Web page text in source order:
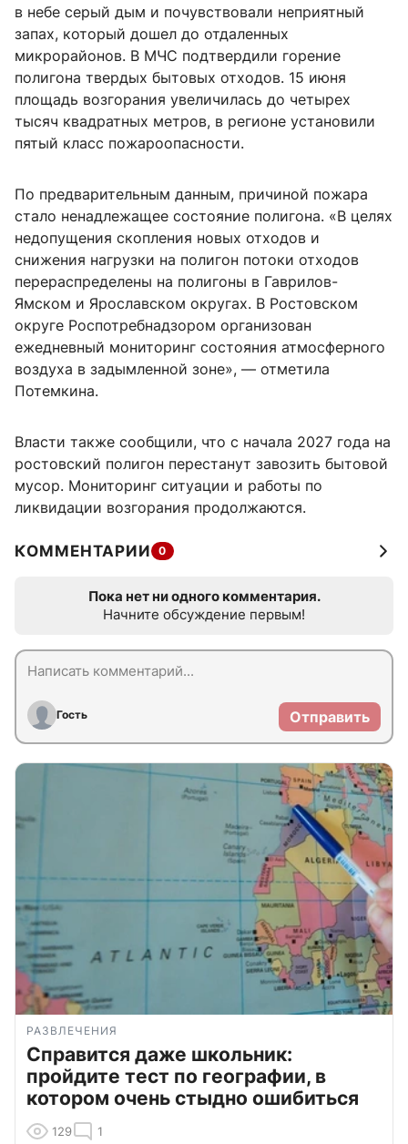
в небе серый дым и почувствовали неприятный
запах, который дошел до отдаленных
микрорайонов. В МЧС подтвердили горение
полигона твердых бытовых отходов. 15 июня
площадь возгорания увеличилась до четырех
тысяч квадратных метров, в регионе установили
пятый класс пожароопасности.
По предварительным данным, причиной пожара
стало ненадлежащее состояние полигона. «В целях
недопущения скопления новых отходов и
снижения нагрузки на полигон потоки отходов
перераспределены на полигоны в Гаврилов-
Ямском и Ярославском округах. В Ростовском
округе Роспотребнадзором организован
ежедневный мониторинг состояния атмосферного
воздуха в задымленной зоне», — отметила
Потемкина.
Власти также сообщили, что с начала 2027 года на
ростовский полигон перестанут завозить бытовой
мусор. Мониторинг ситуации и работы по
ликвидации возгорания продолжаются.
КОММЕНТАРИИ 0
Пока нет ни одного комментария.
Начните обсуждение первым!
Гость Отправить
РАЗВЛЕЧЕНИЯ
Справится даже школьник:
пройдите тест по географии, в
котором очень стыдно ошибиться
129 1